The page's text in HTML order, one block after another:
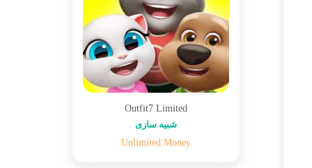
Outfit7 Limited
شبیه سازی
Unlimited Money